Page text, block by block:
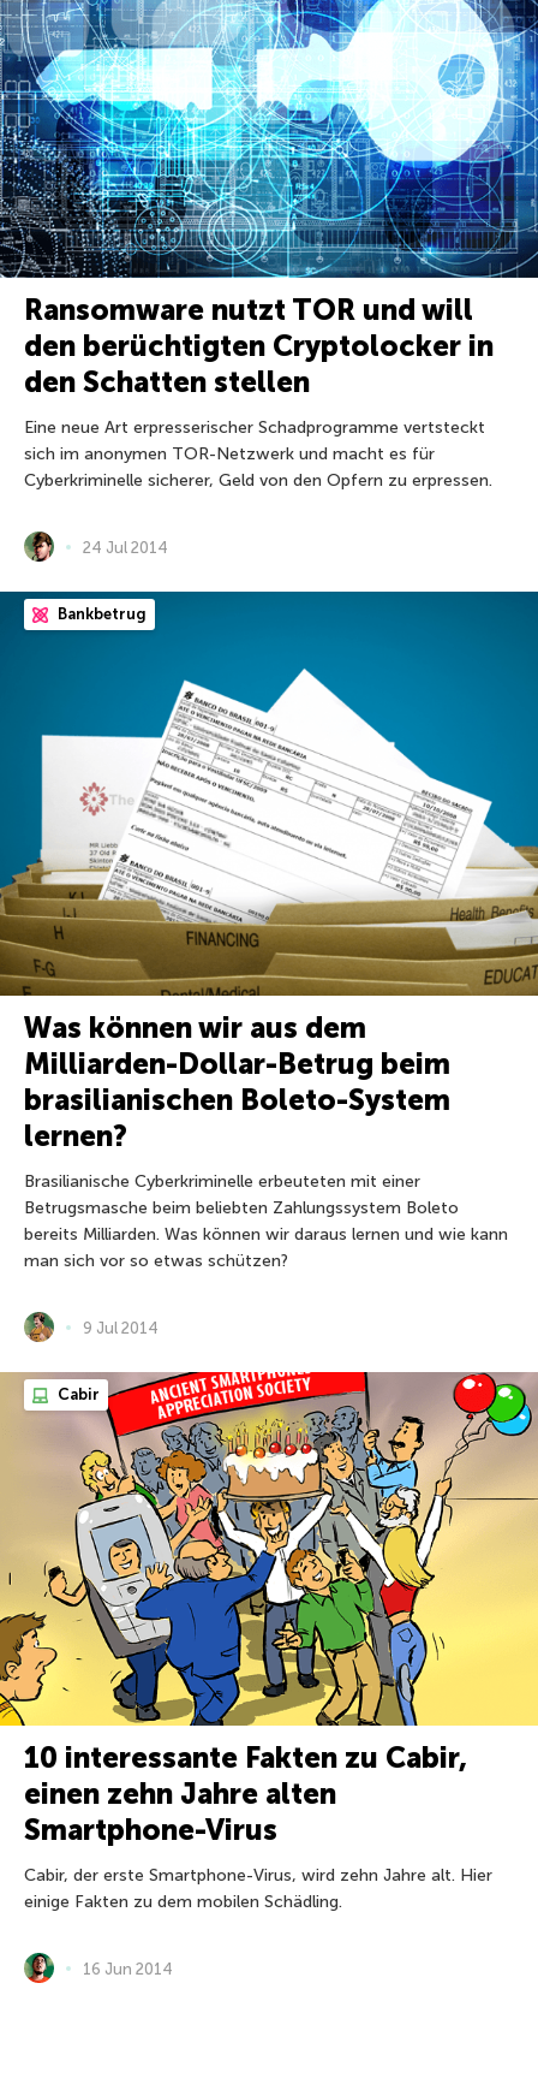
Ransomware nutzt TOR und will
den berüchtigten Cryptolocker in
den Schatten stellen
Eine neue Art erpresserischer Schadprogramme vertsteckt
sich im anonymen TOR-Netzwerk und macht es für
Cyberkriminelle sicherer, Geld von den Opfern zu erpressen.
24 Jul 2014
Bankbetrug
Was können wir aus dem
Milliarden-Dollar-Betrug beim
brasilianischen Boleto-System
lernen?
Brasilianische Cyberkriminelle erbeuteten mit einer
Betrugsmasche beim beliebten Zahlungssystem Boleto
bereits Milliarden. Was können wir daraus lernen und wie kann
man sich vor so etwas schützen?
9 Jul 2014
Cabir
10 interessante Fakten zu Cabir,
einen zehn Jahre alten
Smartphone-Virus
Cabir, der erste Smartphone-Virus, wird zehn Jahre alt. Hier
einige Fakten zu dem mobilen Schädling.
16 Jun 2014